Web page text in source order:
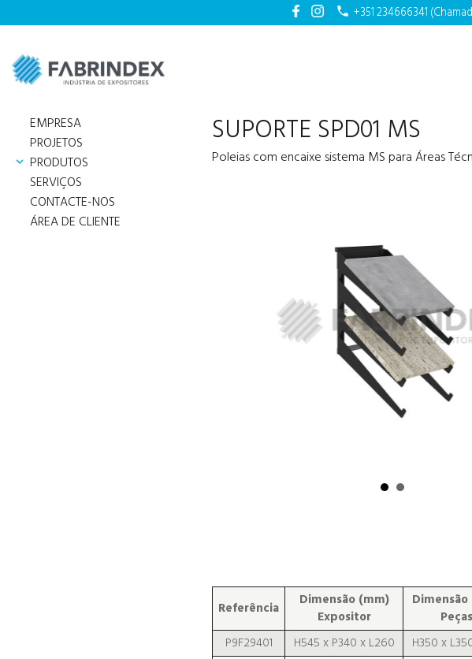
 phone +351 234666341
EMPRESA
PROJETOS
keyboard_arrow_down PRODUTOS
SERVIÇOS
CONTACTE-NOS
ÁREA DE CLIENTE
SUPORTE SPD01 MS
Poleias com encaixe sistema MS para Áreas
Referência
Dimensão (mm)
Expositor
Peças
P9F29401
H545 x P340 x L260
H350 x